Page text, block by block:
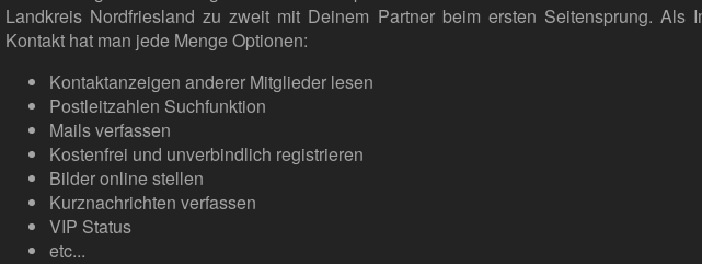
Landkreis Nordfriesland zu zweit mit Deinem Partner beim ersten Seitensprung. Als
Kontakt hat man jede Menge Optionen:
Kontaktanzeigen anderer Mitglieder lesen
Postleitzahlen Suchfunktion
Mails verfassen
Kostenfrei und unverbindlich registrieren
Bilder online stellen
Kurznachrichten verfassen
VIP Status
etc...